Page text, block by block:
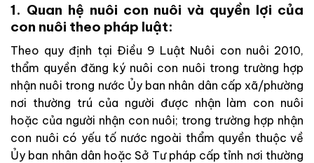
1. Quan hệ nuôi con nuôi và quyền lợi của
con nuôi theo pháp luật:
Theo quy định tại Điều 9 Luật Nuôi con nuôi 2010,
thẩm quyền đăng ký nuôi con nuôi trong trường hợp
nhận nuôi trong nước Ủy ban nhân dân cấp xã/phường
nơi thường trú của người được nhận làm con nuôi
hoặc của người nhận con nuôi; trong trường hợp nhận
con nuôi có yếu tố nước ngoài thẩm quyền thuộc về
Ủy ban nhân dân hoặc Sở Tư pháp cấp tỉnh nơi thường